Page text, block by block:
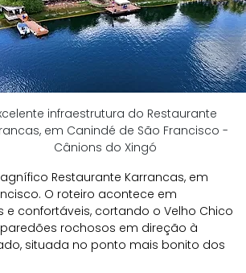
infraestrutura do Restaurante
em Canindé de São Francisco -
Cânions do Xingó
Restaurante Karrancas, em
O roteiro acontece em
confortáveis, cortando o Velho Chico
rochosos em direção à
situada no ponto mais bonito dos